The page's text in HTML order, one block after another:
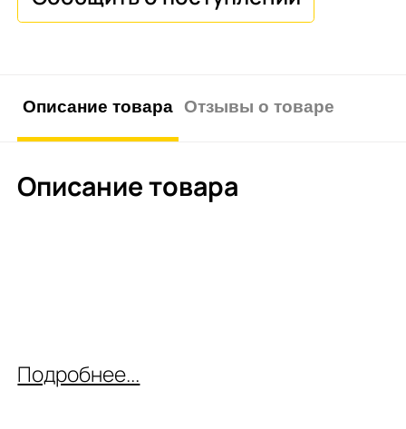
Описание товара Отзывы о товаре
Описание товара
Подробнее...